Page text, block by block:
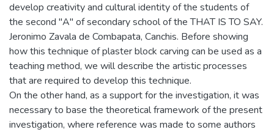
develop creativity and cultural identity of the students of
the second "A" of secondary school of the THAT IS TO SAY.
Jeronimo Zavala de Combapata, Canchis. Before showing
how this technique of plaster block carving can be used as a
teaching method, we will describe the artistic processes
that are required to develop this technique.
On the other hand, as a support for the investigation, it was
necessary to base the theoretical framework of the present
investigation, where reference was made to some authors